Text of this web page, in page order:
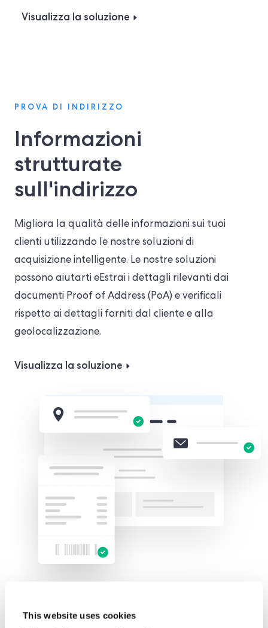
This website uses cookies
Visualizza la soluzione
PROVA DI INDIRIZZO
Informazioni
strutturate
sull'indirizzo
Migliora la qualità delle informazioni sui tuoi
clienti utilizzando le nostre soluzioni di
acquisizione intelligente. Le nostre soluzioni
possono aiutarti eEstrai i dettagli rilevanti dai
documenti Proof of Address (PoA) e verificali
rispetto ai dettagli forniti dal cliente e alla
geolocalizzazione.
Visualizza la soluzione